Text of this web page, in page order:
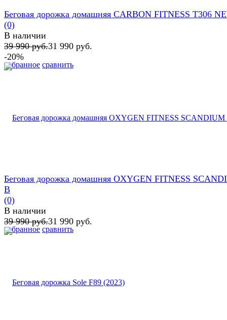
избранное сравнить
Беговая дорожка домашняя CARBON FITNESS T306
(0)
В наличии
39 990 руб.31 990 руб.
-20%
избранное сравнить
Беговая дорожка домашняя OXYGEN FITNESS
B
(0)
В наличии
39 990 руб.31 990 руб.